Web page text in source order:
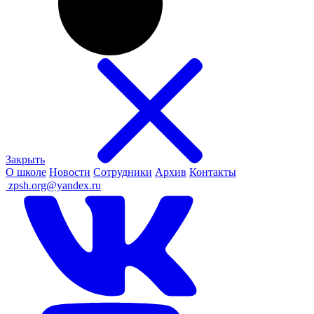
Закрыть
О школе Новости Сотрудники Архив Контакты
zpsh.org@yandex.ru